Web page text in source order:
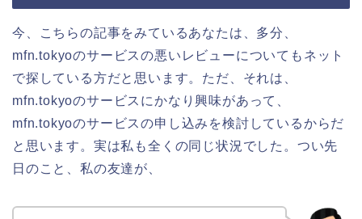
今、こちらの記事をみているあなたは、多分、
mfn.tokyoのサービスの悪いレビューについてもネット
で探している方だと思います。ただ、それは、
mfn.tokyoのサービスにかなり興味があって、
mfn.tokyoのサービスの申し込みを検討しているからだ
と思います。実は私も全くの同じ状況でした。つい先
日のこと、私の友達が、